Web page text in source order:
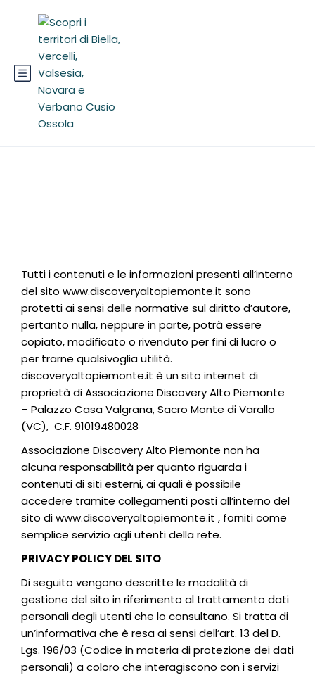
Tutti i contenuti e le informazioni presenti all’interno
del sito www.discoveryaltopiemonte.it sono
protetti ai sensi delle normative sul diritto d’autore,
pertanto nulla, neppure in parte, potrà essere
copiato, modificato o rivenduto per fini di lucro o
per trarne qualsivoglia utilità.
discoveryaltopiemonte.it è un sito internet di
proprietà di Associazione Discovery Alto Piemonte
– Palazzo Casa Valgrana, Sacro Monte di Varallo
(VC), C.F. 91019480028
Associazione Discovery Alto Piemonte non ha
alcuna responsabilità per quanto riguarda i
contenuti di siti esterni, ai quali è possibile
accedere tramite collegamenti posti all’interno del
sito di www.discoveryaltopiemonte.it , forniti come
semplice servizio agli utenti della rete.
PRIVACY POLICY DEL SITO
Di seguito vengono descritte le modalità di
gestione del sito in riferimento al trattamento dati
personali degli utenti che lo consultano. Si tratta di
un’informativa che è resa ai sensi dell’art. 13 del D.
Lgs. 196/03 (Codice in materia di protezione dei dati
personali) a coloro che interagiscono con i servizi